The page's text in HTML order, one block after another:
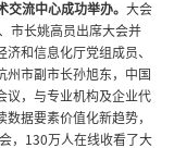
交流中心成功举办。大会
市长姚高员出席大会并
和信息化厅党组成员、
州市副市长孙旭东，中国
议，与专业机构及企业代
据要素价值化新趋势，
，130万人在线收看了大